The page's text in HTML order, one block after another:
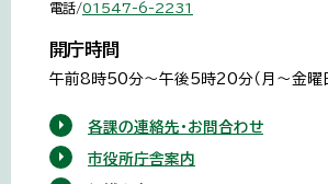
電話/01547-6-2231
開庁時間
午前8時50分～午後5時20分（月～金曜
各課の連絡先・お問合わせ
市役所庁舎案内